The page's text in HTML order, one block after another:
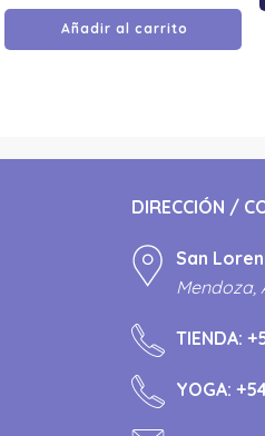
Añadir al carrito
DIRECCIÓN /
San
Mendoza,
TIENDA:
YOGA: